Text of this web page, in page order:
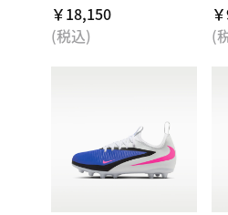
￥18,150
(税込)
(